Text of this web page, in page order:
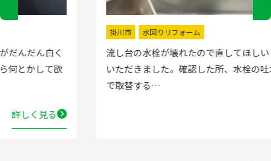
水回りリフォーム
流し台の水栓が壊れたので直してほしいと弊社にお電話
いただきました。確認した所、水栓の吐水が落ちたよう